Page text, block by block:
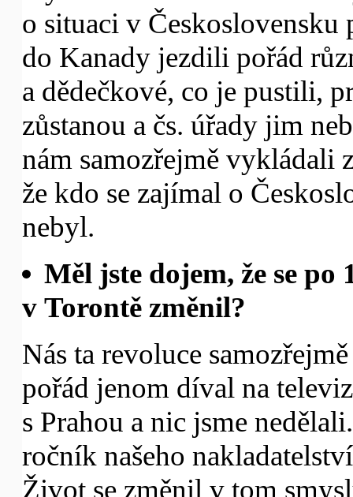
o situaci v Československu
do Kanady jezdili pořád
a dědečkové, co je pustili,
zůstanou a čs. úřady jim
nám samozřejmě vykládali
že kdo se zajímal o
nebyl.
Měl jste dojem, že se
v Torontě změnil?
Nás ta revoluce
pořád jenom díval na
s Prahou a nic jsme
ročník našeho
Život se změnil v tom